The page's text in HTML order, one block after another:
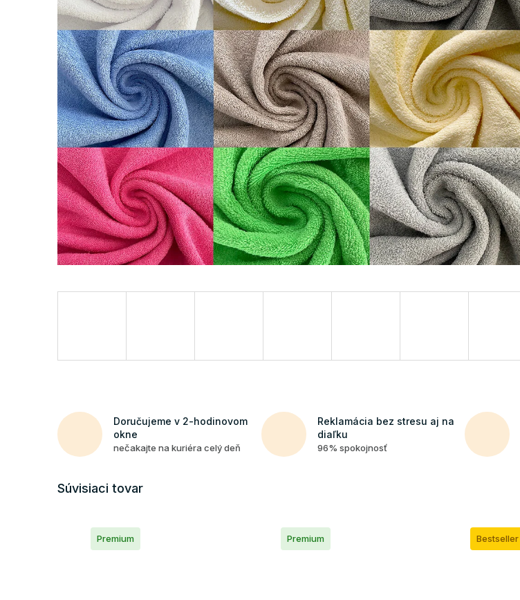
Doručujeme v 2-hodinovom
okne
nečakajte na kuriéra celý deň
Reklamácia bez stresu aj na
diaľku
96% spokojnosť
Súvisiaci tovar
Premium Premium Bestseller